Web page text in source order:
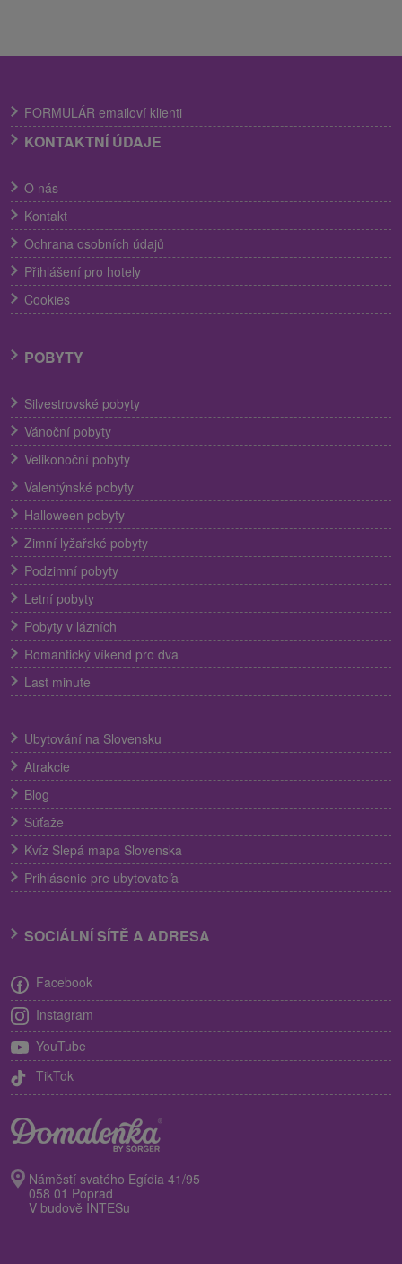
FORMULÁR emailoví klienti
KONTAKTNÍ ÚDAJE
O nás
Kontakt
Ochrana osobních údajů
Přihlášení pro hotely
Cookies
POBYTY
Silvestrovské pobyty
Vánoční pobyty
Velikonoční pobyty
Valentýnské pobyty
Halloween pobyty
Zimní lyžařské pobyty
Podzimní pobyty
Letní pobyty
Pobyty v lázních
Romantický víkend pro dva
Last minute
Ubytování na Slovensku
Atrakcie
Blog
Súťaže
Kvíz Slepá mapa Slovenska
Prihlásenie pre ubytovateľa
SOCIÁLNÍ SÍTĚ A ADRESA
Facebook
Instagram
YouTube
TikTok
Náměstí svatého Egídia 41/95
058 01 Poprad
V budově INTESu